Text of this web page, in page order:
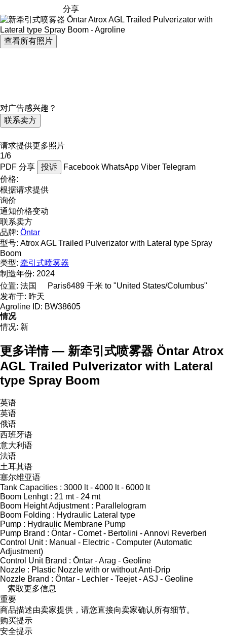
分享
查看所有照片
对广告感兴趣？
联系卖方
请求提供更多照片
1/6
PDF 分享 投诉 Facebook WhatsApp Viber Telegram
价格:
根据请求提供
询价
通知价格变动
联系卖方
品牌: Öntar
型号: Atrox AGL Trailed Pulverizator with Lateral type Spray
Boom
类型: 牵引式喷雾器
制造年份: 2024
位置: 法国 Paris6489 千米 to "United States/Columbus"
发布于: 昨天
Agroline ID: BW38605
情况
情况: 新
更多详情 — 新牵引式喷雾器 Öntar Atrox
AGL Trailed Pulverizator with Lateral
type Spray Boom
英语
英语
俄语
西班牙语
意大利语
法语
土耳其语
塞尔维亚语
Tank Capacities : 3000 lt - 4000 lt - 6000 lt
Boom Lenhgt : 21 mt - 24 mt
Boom Height Adjustment : Parallelogram
Boom Folding : Hydraulic Lateral type
Pump : Hydraulic Membrane Pump
Pump Brand : Öntar - Comet - Bertolini - Annovi Reverberi
Control Unit : Manual - Electric - Computer (Automatic
Adjustment)
Control Unit Brand : Öntar - Arag - Geoline
Nozzle : Plastic Nozzle with or without Anti-Drip
Nozzle Brand : Öntar - Lechler - Teejet - ASJ - Geoline
索取更多信息
重要
商品描述由卖家提供，请您直接向卖家确认所有细节。
购买提示
安全提示